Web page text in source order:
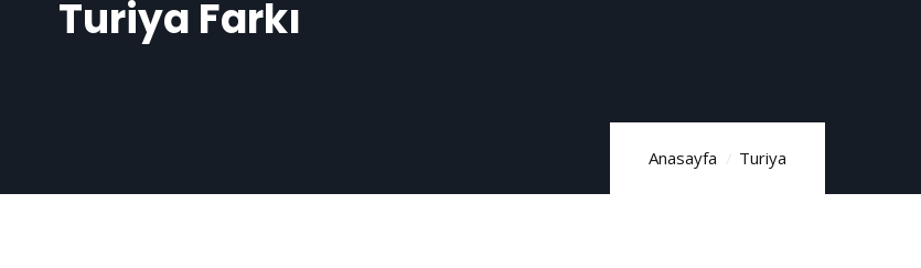
Turiya Farkı
Anasayfa Turiya